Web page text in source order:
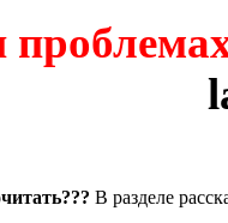
В разделе